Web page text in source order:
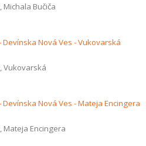
, Michala Bučiča
,Vukovarská
, Mateja Encingera